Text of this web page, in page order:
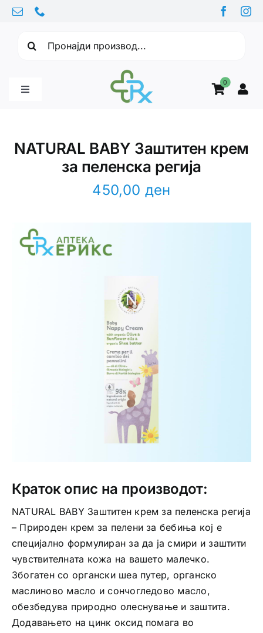
Skip
content
0
Toggle
Здравствени проблеми
Медицински апрати
NATURAL BABY Заштитен крем
за пеленска регија
450,00 ден
Краток опис на производот:
NATURAL BABY Заштитен крем за пеленска регија
– Природен крем за пелени за бебиња кој е
специјално формулиран за да ја смири и заштити
чувствителната кожа на вашето малечко.
Збогатен со органски шеа путер, органско
маслиново масло и сончогледово масло,
обезбедува природно олеснување и заштита.
Додавањето на цинк оксид помага во